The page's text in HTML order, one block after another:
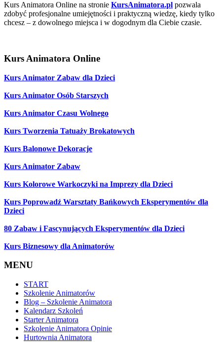
Kurs Animatora Online na stronie KursAnimatora.pl pozwala
zdobyć profesjonalne umiejętności i praktyczną wiedzę, kiedy tylko
chcesz – z dowolnego miejsca i w dogodnym dla Ciebie czasie.
Kurs Animatora Online
Kurs Animator Zabaw dla Dzieci
Kurs Animator Osób Starszych
Kurs Animator Czasu Wolnego
Kurs Tworzenia Tatuaży Brokatowych
Kurs Balonowe Dekoracje
Kurs Animator Zabaw
Kurs Kolorowe Warkoczyki na Imprezy dla Dzieci
Kurs Poprowadź Warsztaty Bańkowych Eksperymentów dla
Dzieci
80 Zabaw i Fascynujących Eksperymentów dla Dzieci
Kurs Biznesowy dla Animatorów
MENU
START
Szkolenie Animatorów
Blog – Szkolenie Animatora
Kalendarz Szkoleń
Starter Animatora
Szkolenie Animatora Opinie
Hurtownia Animatora